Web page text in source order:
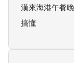
漢來海港午餐
搞懂